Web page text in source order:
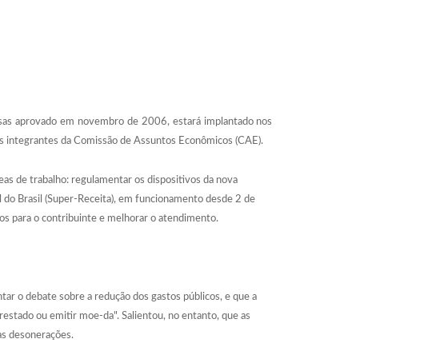
aprovado em novembro de 2006, estará implantado nos
da Comissão de Assuntos Econômicos (CAE).
de trabalho: regulamentar os dispositivos da nova
Brasil (Super-Receita), em funcionamento desde 2 de
para o contribuinte e melhorar o atendimento.
o debate sobre a redução dos gastos públicos, e que a
ou emitir moe-da". Salientou, no entanto, que as
desonerações.